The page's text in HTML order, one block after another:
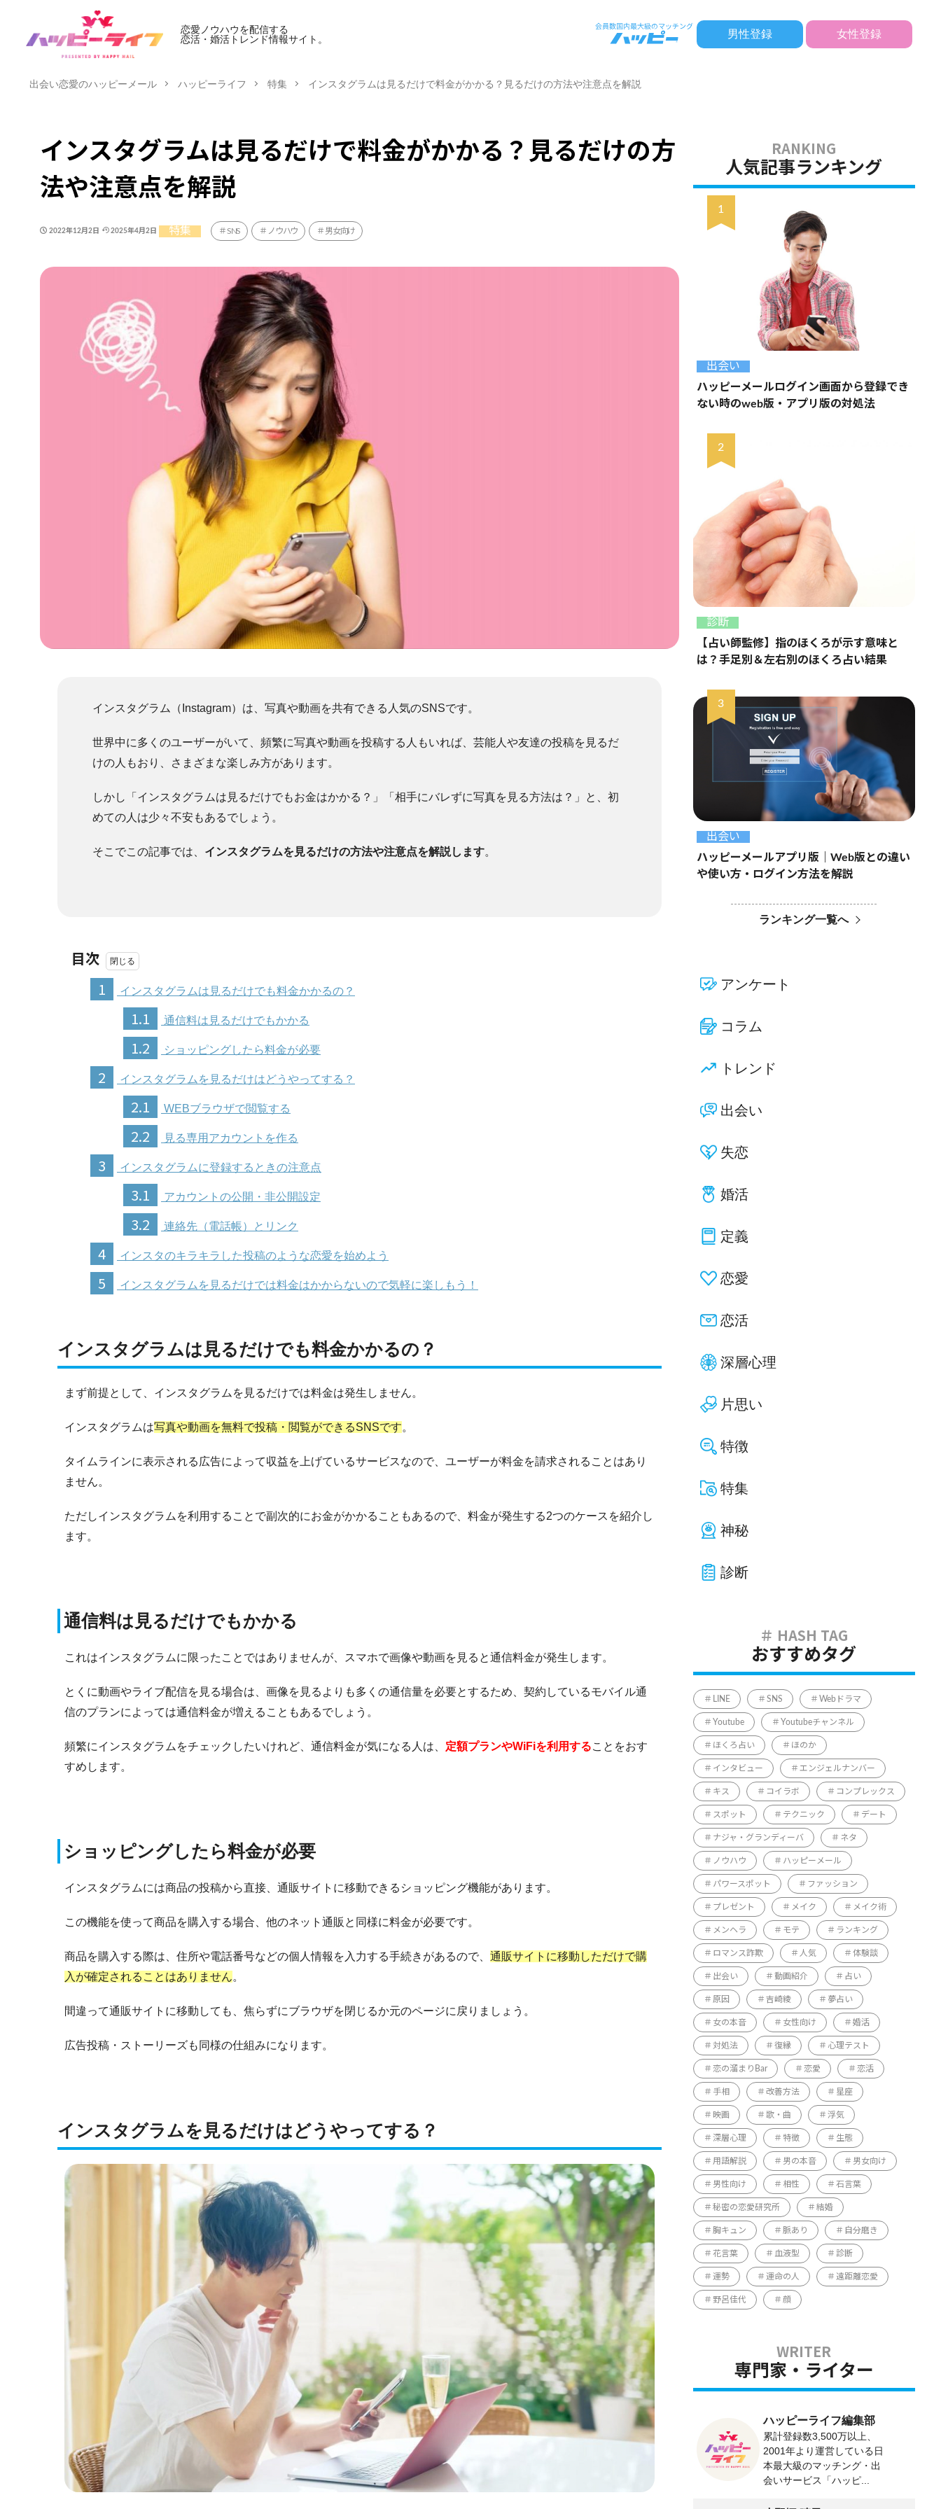
恋愛ノウハウを配信する
恋活・婚活トレンド情報サイト。
男性登録 女性登録
出会い恋愛のハッピーメール ハッピーライフ 特集 インスタグラムは見るだけで料金がかかる？見るだけの方法や注意点を解説
インスタグラムは見るだけで料金がかかる？見るだけの方
法や注意点を解説
2022年12月2日 2025年4月2日 特集 SNS ノウハウ 男女向け
インスタグラム（Instagram）は、写真や動画を共有できる人気のSNSです。
世界中に多くのユーザーがいて、頻繁に写真や動画を投稿する人もいれば、芸能人や友達の投稿を見るだ
けの人もおり、さまざまな楽しみ方があります。
しかし「インスタグラムは見るだけでもお金はかかる？」「相手にバレずに写真を見る方法は？」と、初
めての人は少々不安もあるでしょう。
そこでこの記事では、 インスタグラムを見るだけの方法や注意点を解説します。
目次
1
インスタグラムは見るだけでも料金かかるの？
1.1 通信料は見るだけでもかかる
1.2 ショッピングしたら料金が必要
2 インスタグラムを見るだけはどうやってする？
2.1 WEBブラウザで閲覧する
2.2 見る専用アカウントを作る
3 インスタグラムに登録するときの注意点
3.1 アカウントの公開・非公開設定
3.2 連絡先（電話帳）とリンク
4 インスタのキラキラした投稿のような恋愛を始めよう
5 インスタグラムを見るだけでは料金はかからないので気軽に楽しもう！
インスタグラムは見るだけでも料金かかるの？
まず前提として、インスタグラムを見るだけでは料金は発生しません。
インスタグラムは写真や動画を無料で投稿・閲覧ができるSNSです。
タイムラインに表示される広告によって収益を上げているサービスなので、ユーザーが料金を請求されることはあり
ません。
ただしインスタグラムを利用することで副次的にお金がかかることもあるので、料金が発生する2つのケースを紹介し
ます。
通信料は見るだけでもかかる
これはインスタグラムに限ったことではありませんが、スマホで画像や動画を見ると通信料金が発生します。
とくに動画やライブ配信を見る場合は、画像を見るよりも多くの通信量を必要とするため、契約しているモバイル通
信のプランによっては通信料金が増えることもあるでしょう。
頻繁にインスタグラムをチェックしたいけれど、通信料金が気になる人は、 定額プランやWiFiを利用することをおす
すめします。
ショッピングしたら料金が必要
インスタグラムには商品の投稿から直接、通販サイトに移動できるショッピング機能があります。
この機能を使って商品を購入する場合、他のネット通販と同様に料金が必要です。
商品を購入する際は、住所や電話番号などの個人情報を入力する手続きがあるので、 通販サイトに移動しただけで購
入が確定されることはありません。
間違って通販サイトに移動しても、焦らずにブラウザを閉じるか元のページに戻りましょう。
広告投稿・ストーリーズも同様の仕組みになります。
インスタグラムを見るだけはどうやってする？
人気記事ランキング
出会い
ハッピーメールログイン画面から登録でき
ない時のweb版・アプリ版の対処法
診断
【占い師監修】指のほくろが示す意味と
は？手足別＆左右別のほくろ占い結果
出会い
ハッピーメールアプリ版｜Web版との違い
や使い方・ログイン方法を解説
ランキング一覧へ
アンケート
コラム
トレンド
出会い
失恋
婚活
定義
恋愛
恋活
深層心理
片思い
特徴
特集
神秘
診断
おすすめタグ
LINE SNS Webドラマ
Youtube Youtubeチャンネル
ほくろ占い ほのか
インタビュー エンジェルナンバー
キス コイラボ コンプレックス
スポット テクニック デート
ナジャ・グランディーバ ネタ
ノウハウ ハッピーメール
パワースポット ファッション
プレゼント メイク メイク術
メンヘラ モテ ランキング
ロマンス詐欺 人気 体験談
出会い 動画紹介 占い
原因 吉崎綾 夢占い
女の本音 女性向け 婚活
対処法 復縁 心理テスト
恋の溜まりBar 恋愛 恋活
手相 改善方法 星座
映画 歌・曲 浮気
深層心理 特徴 生態
用語解説 男の本音 男女向け
男性向け 相性 石言葉
秘密の恋愛研究所 結婚
胸キュン 脈あり 自分磨き
花言葉 血液型 診断
運勢 運命の人 遠距離恋愛
野呂佳代 顔
専門家・ライター
ハッピーライフ編集部
累計登録数3,500万以上、
2001年より運営している日
本最大級のマッチング・出
会いサービス「ハッピ...